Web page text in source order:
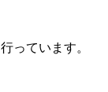
っています。